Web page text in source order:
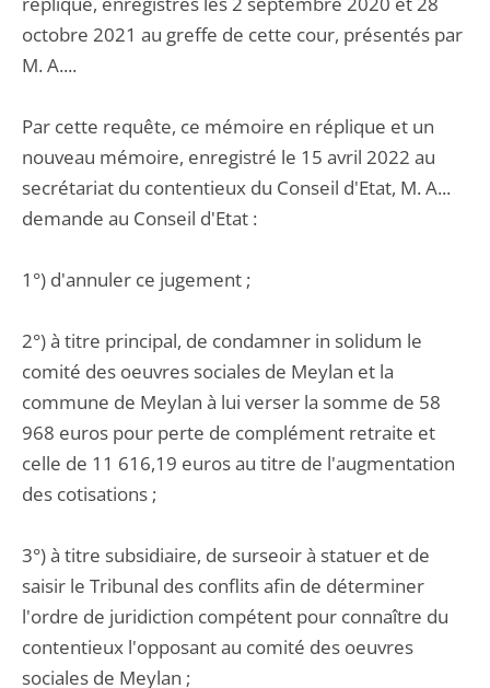
octobre 2021 au greffe de cette cour, présentés par
M. A....
Par cette requête, ce mémoire en réplique et un
nouveau mémoire, enregistré le 15 avril 2022 au
secrétariat du contentieux du Conseil d'Etat, M. A...
demande au Conseil d'Etat :
1°) d'annuler ce jugement ;
2°) à titre principal, de condamner in solidum le
comité des oeuvres sociales de Meylan et la
commune de Meylan à lui verser la somme de 58
968 euros pour perte de complément retraite et
celle de 11 616,19 euros au titre de l'augmentation
des cotisations ;
3°) à titre subsidiaire, de surseoir à statuer et de
saisir le Tribunal des conflits afin de déterminer
l'ordre de juridiction compétent pour connaître du
contentieux l'opposant au comité des oeuvres
sociales de Meylan ;